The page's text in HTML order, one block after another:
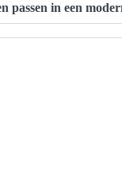
passen in een